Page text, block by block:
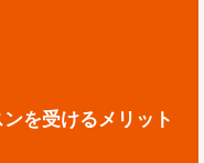
を受けるメリット